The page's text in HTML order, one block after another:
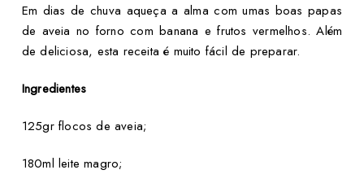
Em dias de chuva aqueça a alma com umas boas papas
de aveia no forno com banana e frutos vermelhos. Além
de deliciosa, esta receita é muito fácil de preparar.
Ingredientes
125gr flocos de aveia;
180ml leite magro;